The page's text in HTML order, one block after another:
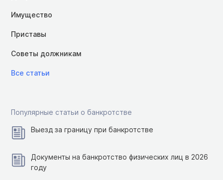
Имущество
Приставы
Советы должникам
Все статьи
Популярные статьи о банкротстве
Выезд за границу при банкротстве
Документы на банкротство физических лиц в 2026
году